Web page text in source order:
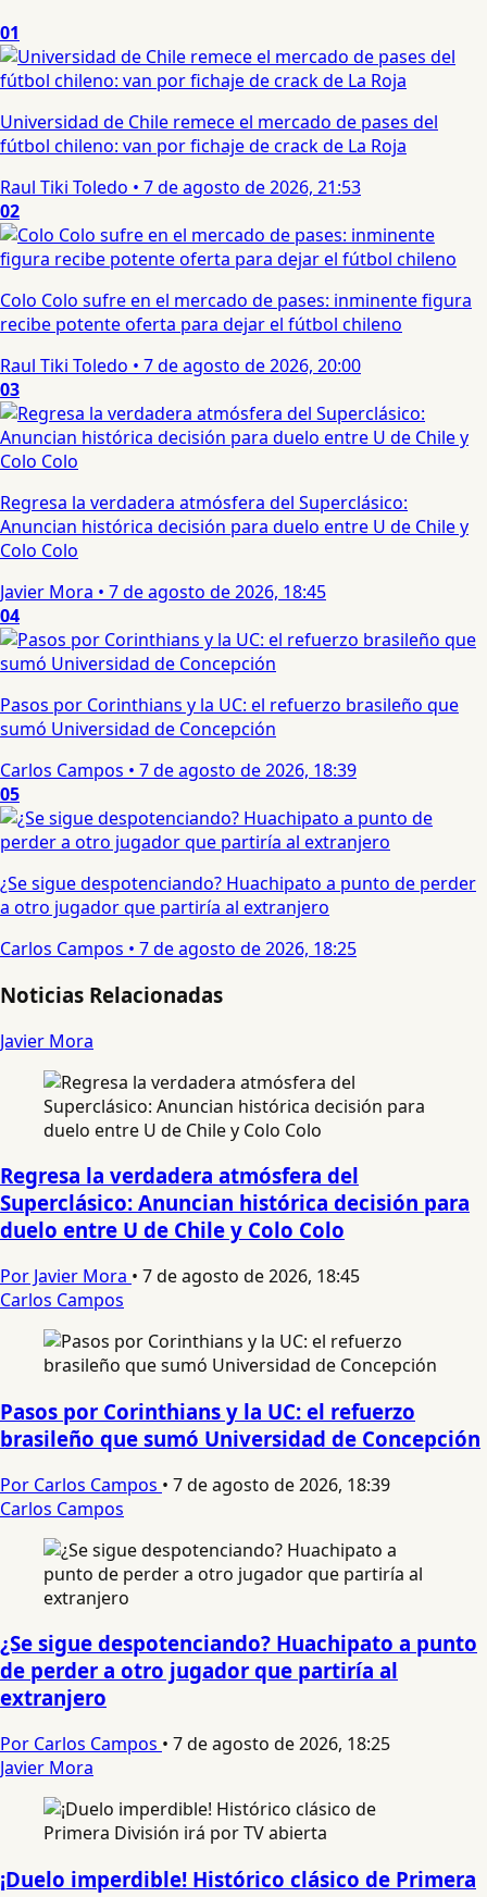
01
Universidad de Chile remece el mercado de pases del
fútbol chileno: van por fichaje de crack de La Roja
Raul Tiki Toledo • 7 de agosto de 2026, 21:53
02
Colo Colo sufre en el mercado de pases: inminente figura
recibe potente oferta para dejar el fútbol chileno
Raul Tiki Toledo • 7 de agosto de 2026, 20:00
03
Regresa la verdadera atmósfera del Superclásico:
Anuncian histórica decisión para duelo entre U de Chile y
Colo Colo
Javier Mora • 7 de agosto de 2026, 18:45
04
Pasos por Corinthians y la UC: el refuerzo brasileño que
sumó Universidad de Concepción
Carlos Campos • 7 de agosto de 2026, 18:39
05
¿Se sigue despotenciando? Huachipato a punto de perder
a otro jugador que partiría al extranjero
Carlos Campos • 7 de agosto de 2026, 18:25
Noticias Relacionadas
Javier Mora
Regresa la verdadera atmósfera del
Superclásico: Anuncian histórica decisión para
duelo entre U de Chile y Colo Colo
Por Javier Mora • 7 de agosto de 2026, 18:45
Carlos Campos
Pasos por Corinthians y la UC: el refuerzo
brasileño que sumó Universidad de Concepción
Por Carlos Campos • 7 de agosto de 2026, 18:39
Carlos Campos
¿Se sigue despotenciando? Huachipato a punto
de perder a otro jugador que partiría al
extranjero
Por Carlos Campos • 7 de agosto de 2026, 18:25
Javier Mora
¡Duelo imperdible! Histórico clásico de Primera